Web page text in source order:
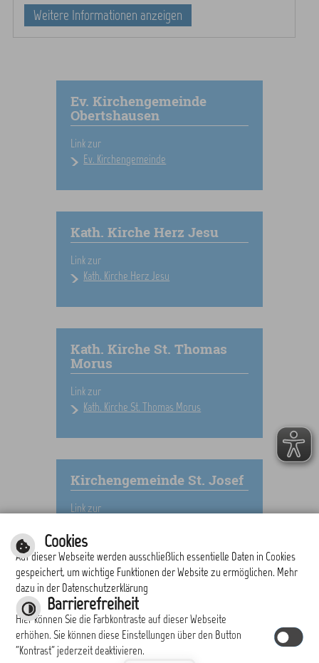
Weitere Informationen anzeigen
Ev. Kirchengemeinde
Obertshausen
Link zur
Ev. Kirchengemeinde
Kath. Kirche Herz Jesu
Link zur
Kath. Kirche Herz Jesu
Kath. Kirche St. Thomas
Morus
Link zur
Kath. Kirche St. Thomas Morus
Kirchengemeinde St. Josef
Link zur
Cookies
Auf dieser Webseite werden ausschließlich essentielle Daten in Cookies
gespeichert, um wichtige Funktionen der Website zu ermöglichen. Mehr
dazu in der Datenschutzerklärung
Barrierefreiheit
Hier können Sie die Farbkontraste auf dieser Webseite
erhöhen. Sie können diese Einstellungen über den Button
"Kontrast" jederzeit deaktivieren.